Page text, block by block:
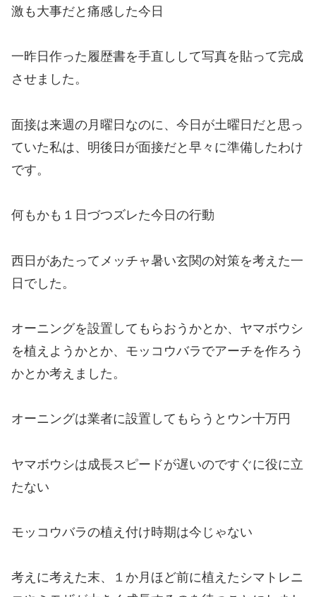
激も大事だと痛感した今日
一昨日作った履歴書を手直しして写真を貼って完成
させました。
面接は来週の月曜日なのに、今日が土曜日だと思っ
ていた私は、明後日が面接だと早々に準備したわけ
です。
何もかも１日づつズレた今日の行動
西日があたってメッチャ暑い玄関の対策を考えた一
日でした。
オーニングを設置してもらおうかとか、ヤマボウシ
を植えようかとか、モッコウバラでアーチを作ろう
かとか考えました。
オーニングは業者に設置してもらうとウン十万円
ヤマボウシは成長スピードが遅いのですぐに役に立
たない
モッコウバラの植え付け時期は今じゃない
考えに考えた末、１か月ほど前に植えたシマトレニ